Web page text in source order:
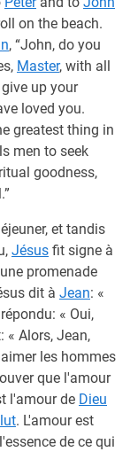
on the beach.
, “John, do you
Master, with all
up your
loved you.
greatest thing in
men to seek
goodness,
et tandis
Jésus fit signe à
promenade
dit à Jean: «
« Oui,
« Alors, Jean,
les hommes
que l'amour
l'amour de Dieu
. L'amour est
de ce qui